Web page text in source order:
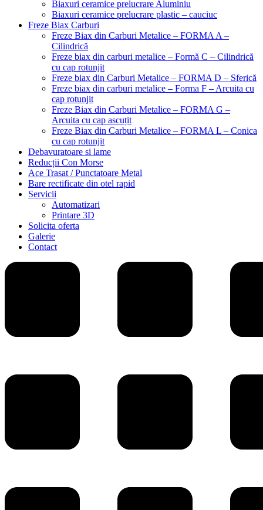
Biaxuri ceramice prelucrare Aluminiu
Biaxuri ceramice prelucrare plastic – cauciuc
Freze Biax Carburi
Freze Biax din Carburi Metalice – FORMA A –
Cilindrică
Freze biax din carburi metalice – Formă C – Cilindrică
cu cap rotunjit
Freze biax din Carburi Metalice – FORMA D – Sferică
Freze biax din carburi metalice – Forma F – Arcuita cu
cap rotunjit
Freze Biax din Carburi Metalice – FORMA G –
Arcuita cu cap ascuțit
Freze Biax din Carburi Metalice – FORMA L – Conica
cu cap rotunjit
Debavuratoare si lame
Reducții Con Morse
Ace Trasat / Punctatoare Metal
Bare rectificate din otel rapid
Servicii
Automatizari
Printare 3D
Solicita oferta
Galerie
Contact